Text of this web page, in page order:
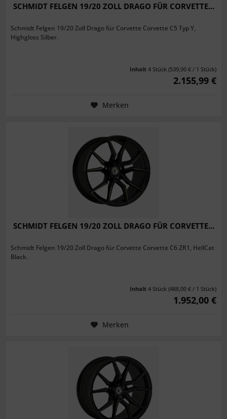
SCHMIDT FELGEN 19/20 ZOLL DRAGO FÜR CORVETTE...
Schmidt Felgen 19/20 Zoll Drago für Corvette Corvette C5 Typ Y,
Highgloss Silber.
Inhalt 4 Stück (539,00 € / 1 Stück)
2.155,99 €
Merken
SCHMIDT FELGEN 19/20 ZOLL DRAGO FÜR CORVETTE...
Schmidt Felgen 19/20 Zoll Drago für Corvette Corvette C6 ZR1, HellCat
Black.
Inhalt 4 Stück (488,00 € / 1 Stück)
1.952,00 €
Merken